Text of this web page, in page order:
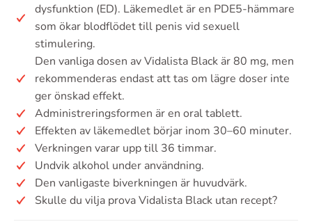
dysfunktion (ED). Läkemedlet är en PDE5-hämmare
som ökar blodflödet till penis vid sexuell
stimulering.
Den vanliga dosen av Vidalista Black är 80 mg, men
rekommenderas endast att tas om lägre doser inte
ger önskad effekt.
Administreringsformen är en oral tablett.
Effekten av läkemedlet börjar inom 30–60 minuter.
Verkningen varar upp till 36 timmar.
Undvik alkohol under användning.
Den vanligaste biverkningen är huvudvärk.
Skulle du vilja prova Vidalista Black utan recept?